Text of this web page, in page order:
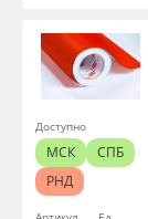
Компания
Контакты
Блог
Профильные
Сублимация и
Светотехника
Материал
Клей
Доступно
МСК
СПБ
РНД